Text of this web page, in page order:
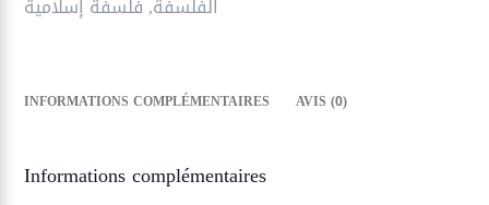
العربية
الإسلامية
الفلسفة,فلسفة إسلامية
INFORMATIONS COMPLÉMENTAIRES AVIS (0)
Informations complémentaires